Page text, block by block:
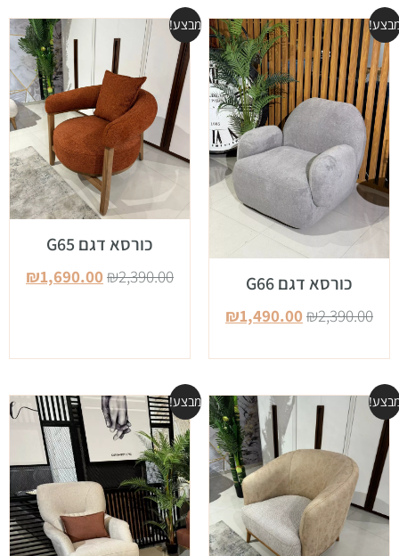
כורסא דגם G66
₪2,390.00
₪1,490.00
מבצע!
כורסא דגם G65
₪2,390.00
₪1,690.00
מבצע!